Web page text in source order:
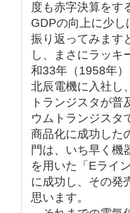
度も赤字決算をす
GDPの向上に少
振り返ってみます
し、まさにラッキ
和33年（1958年
北辰電機に入社し
トランジスタが
ウムトランジスタ
商品化に成功した
門は、いち早く機
を用いた「Eライ
に成功し、その発
思います。